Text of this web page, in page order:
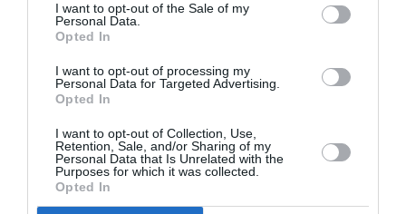
I want to opt-out of the Sale of my
Personal Data.
Opted In
I want to opt-out of processing my
Personal Data for Targeted Advertising.
Opted In
I want to opt-out of Collection, Use,
Retention, Sale, and/or Sharing of my
Personal Data that Is Unrelated with the
Purposes for which it was collected.
Opted In
Τα τελευταία στιγμιότυπα από τις διακοπές της
Dua έρχονται λίγες ώρες αφότου μοιράστηκε
άλλη μια σειρά φωτογραφιών από το
στη Σίφνο με τον νέο της σύντροφο, Ρομέν
Γαβράς.